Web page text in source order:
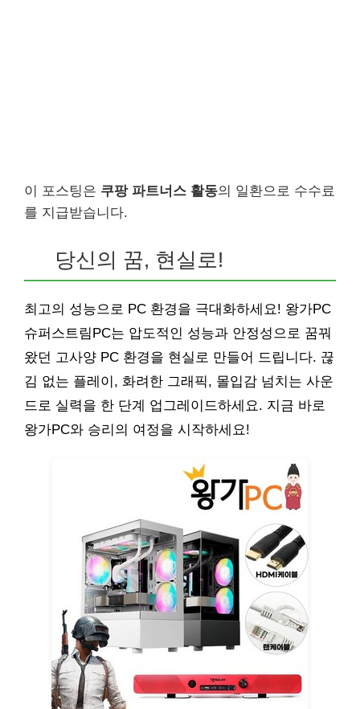
이 포스팅은 쿠팡 파트너스 활동의 일환으로 수수료
를 지급받습니다.
당신의 꿈, 현실로!
최고의 성능으로 PC 환경을 극대화하세요! 왕가PC
슈퍼스트림PC는 압도적인 성능과 안정성으로 꿈꿔
왔던 고사양 PC 환경을 현실로 만들어 드립니다. 끊
김 없는 플레이, 화려한 그래픽, 몰입감 넘치는 사운
드로 실력을 한 단계 업그레이드하세요. 지금 바로
왕가PC와 승리의 여정을 시작하세요!